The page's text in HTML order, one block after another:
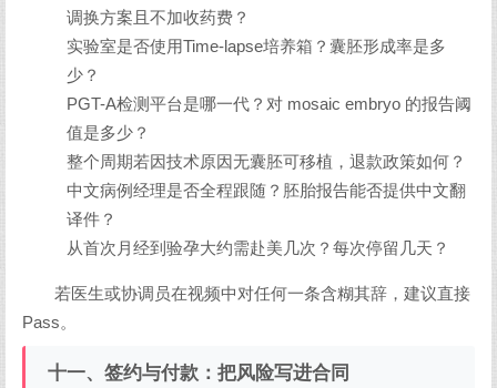
调换方案且不加收药费？
实验室是否使用Time-lapse培养箱？囊胚形成率是多
少？
PGT-A检测平台是哪一代？对 mosaic embryo 的报告阈
值是多少？
整个周期若因技术原因无囊胚可移植，退款政策如何？
中文病例经理是否全程跟随？胚胎报告能否提供中文翻
译件？
从首次月经到验孕大约需赴美几次？每次停留几天？
若医生或协调员在视频中对任何一条含糊其辞，建议直接
Pass。
十一、签约与付款：把风险写进合同